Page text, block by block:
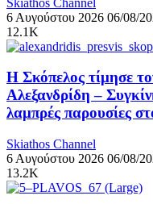
6 Αυγούστου 2026 06/08/
12.1K
Η Σκόπελος τίμησε
Αλεξανδρίδη –
λαμπρές παρουσίες
Skiathos Channel
6 Αυγούστου 2026 06/08/
13.2K